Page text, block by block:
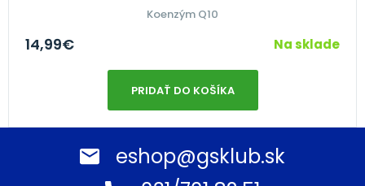
Koenzým Q10
14,99€ Na sklade
PRIDAŤ DO KOŠÍKA
eshop@gsklub.sk